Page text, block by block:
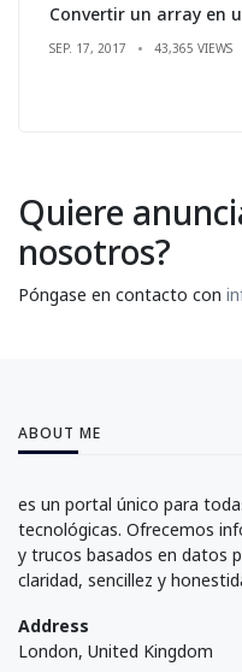
Convertir un array en
SEP. 17, 2017 43,365 VIEWS
Quiere
nosotros?
Póngase en contacto con
ABOUT ME
es un portal único para
tecnológicas. Ofrecemos
y trucos basados en datos
claridad, sencillez y
Address
London, United Kingdom